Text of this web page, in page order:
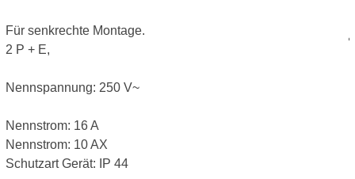
Für senkrechte Montage.
2 P + E,
Nennspannung: 250 V~
Nennstrom: 16 A
Nennstrom: 10 AX
Schutzart Gerät: IP 44